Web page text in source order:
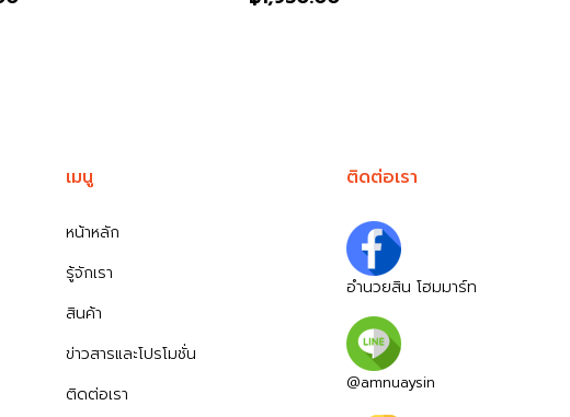
เมนู
หน้าหลัก
รู้จักเรา
สินค้า
ข่าวสารและโปรโมชั่น
ติดต่อเรา
ติดต่อเรา
อำนวยสิน โฮมมาร์ท
@amnuaysin